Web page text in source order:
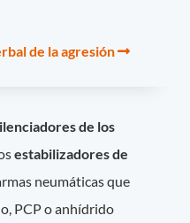
de la agresión
de los
estabilizadores de
neumáticas que
PCP o anhídrido